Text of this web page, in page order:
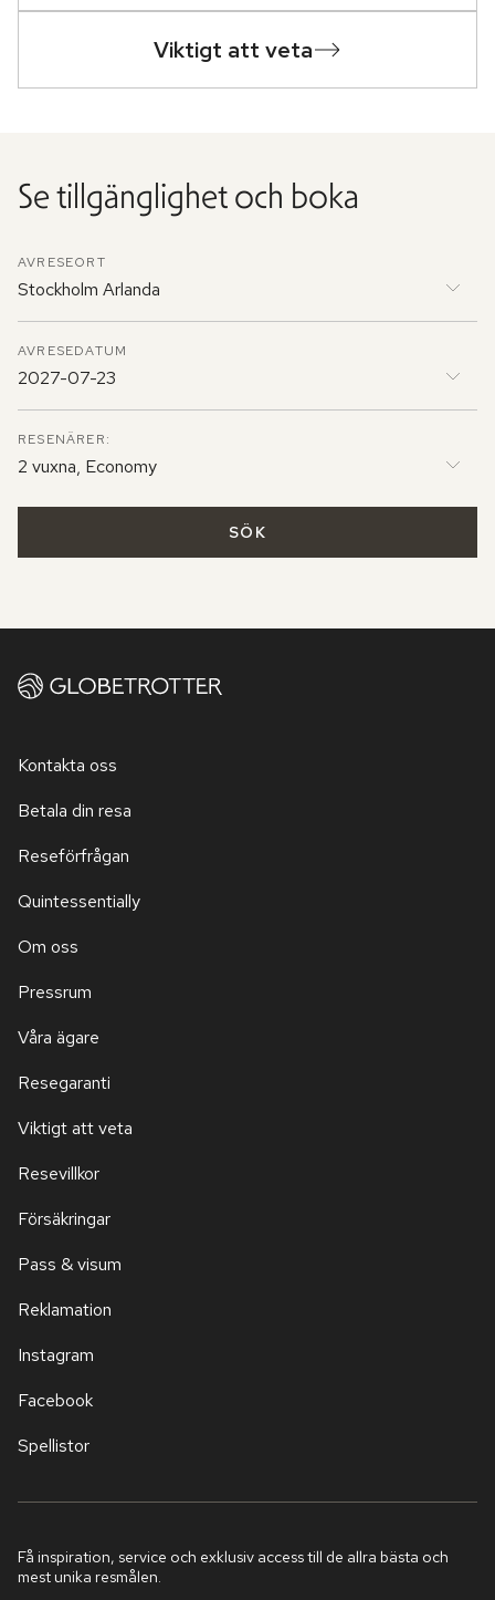
Viktigt att veta
Se tillgänglighet och boka
AVRESEORT
Stockholm Arlanda
AVRESEDATUM
2027-07-23
RESENÄRER:
2 vuxna, Economy
SÖK
Kontakta oss
Betala din resa
Reseförfrågan
Quintessentially
Om oss
Pressrum
Våra ägare
Resegaranti
Viktigt att veta
Resevillkor
Försäkringar
Pass & visum
Reklamation
Instagram
Facebook
Spellistor
Få inspiration, service och exklusiv access till de allra bästa och
mest unika resmålen.